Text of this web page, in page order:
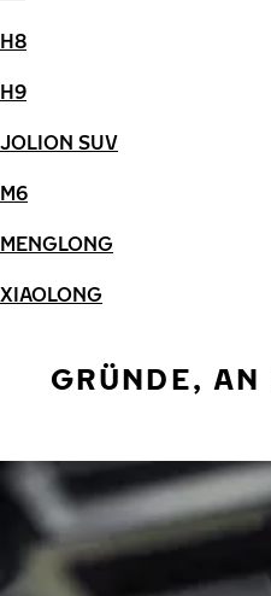
H8
H9
JOLION SUV
M6
MENGLONG
XIAOLONG
GRÜNDE,